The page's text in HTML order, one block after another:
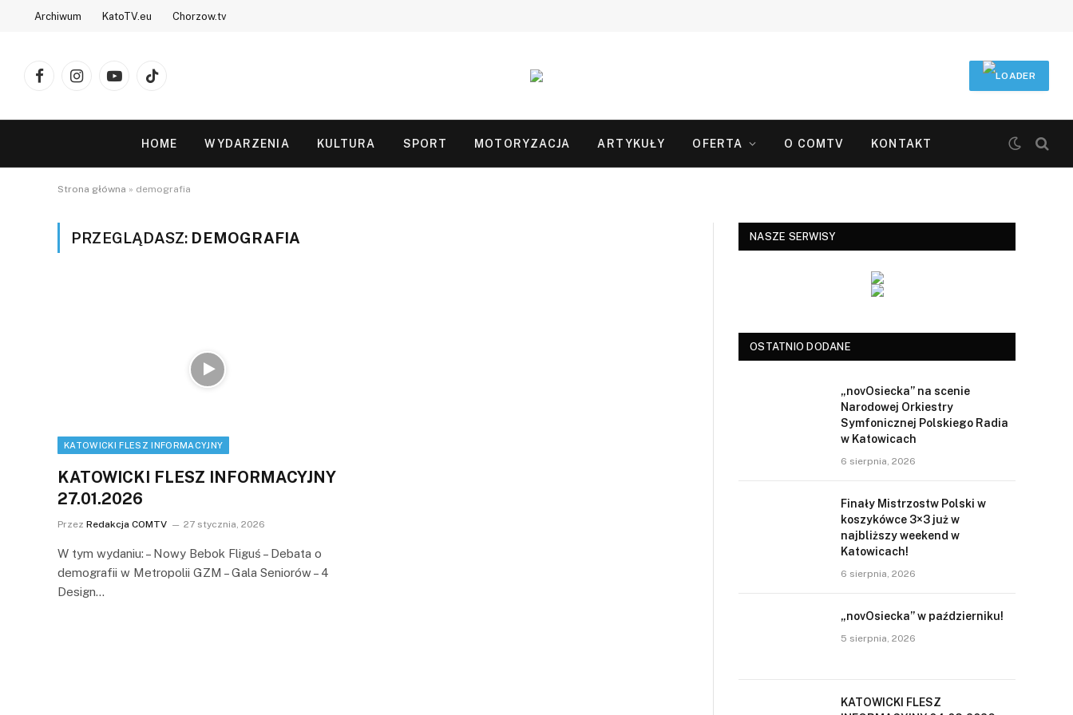
Archiwum KatoTV.eu Chorzow.tv
FacebookInstagramYouTubeTikTok
HOME WYDARZENIA KULTURA SPORT MOTORYZACJA ARTYKUŁY OFERTA O COMTV KONTAKT
Strona główna » demografia
PRZEGLĄDASZ: DEMOGRAFIA
KATOWICKI FLESZ INFORMACYJNY
KATOWICKI FLESZ INFORMACYJNY
27.01.2026
Przez Redakcja COMTV 27 stycznia, 2026
W tym wydaniu: – Nowy Bebok Fliguś – Debata o
demografii w Metropolii GZM – Gala Seniorów – 4
Design…
NASZE SERWISY
OSTATNIO DODANE
„novOsiecka” na scenie
Narodowej Orkiestry
Symfonicznej Polskiego Radia
w Katowicach
6 sierpnia, 2026
Finały Mistrzostw Polski w
koszykówce 3×3 już w
najbliższy weekend w
Katowicach!
6 sierpnia, 2026
„novOsiecka” w październiku!
5 sierpnia, 2026
KATOWICKI FLESZ